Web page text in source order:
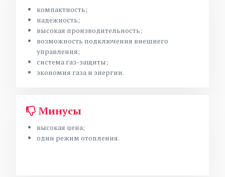
компактность;
надежность;
высокая производительность;
возможность подключения внешнего
управления;
система газ-защиты;
экономия газа и энергии.
Минусы
высокая цена;
один режим отопления.